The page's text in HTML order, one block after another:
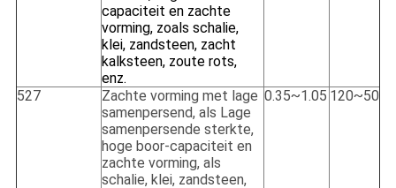
capaciteit en zachte
vorming, zoals schalie,
klei, zandsteen, zacht
kalksteen, zoute rots,
enz.
527
Zachte vorming met lage
samenpersend, als Lage
samenpersende sterkte,
hoge boor-capaciteit en
zachte vorming, als
schalie, klei, zandsteen,
0.35~1.05 120~50